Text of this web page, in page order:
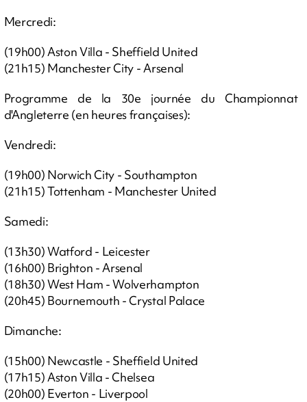
Mercredi:
(19h00) Aston Villa - Sheffield United
(21h15) Manchester City - Arsenal
Programme de la 30e journée du Championnat
d'Angleterre (en heures françaises):
Vendredi:
(19h00) Norwich City - Southampton
(21h15) Tottenham - Manchester United
Samedi:
(13h30) Watford - Leicester
(16h00) Brighton - Arsenal
(18h30) West Ham - Wolverhampton
(20h45) Bournemouth - Crystal Palace
Dimanche:
(15h00) Newcastle - Sheffield United
(17h15) Aston Villa - Chelsea
(20h00) Everton - Liverpool